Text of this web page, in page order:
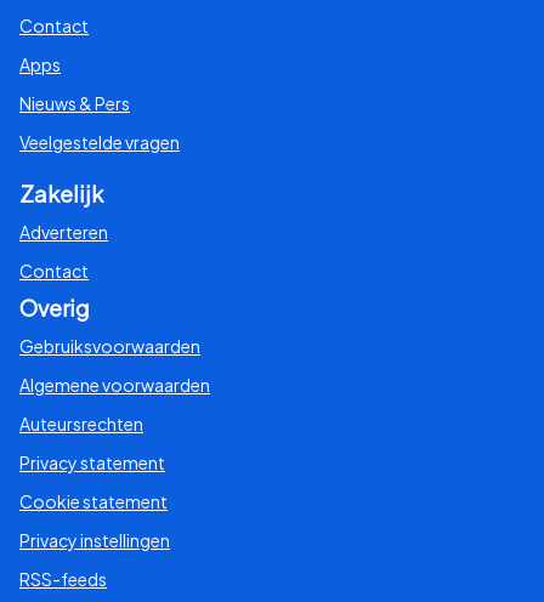
Contact
Apps
Nieuws & Pers
Veelgestelde vragen
Zakelijk
Adverteren
Contact
Overig
Gebruiksvoorwaarden
Algemene voorwaarden
Auteursrechten
Privacy statement
Cookie statement
Privacy instellingen
RSS-feeds